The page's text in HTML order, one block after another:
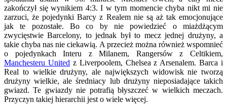
zakończył się wynikiem 4:3. I w tym momencie chyba nikt mi nie
zarzuci, że pojedynki Barcy z Realem nie są aż tak emocjonujące
jak te pozostałe. Bo co by nie powiedzieć o miażdżącym
zwycięstwie Barcelony, to jednak był to mecz jednej drużyny, a
takie chyba nas nie ciekawią. A przecież można również wspomnieć
o pojedynkach Interu z Milanem, Rangersów z Celtikiem,
Manchesteru United z Liverpoolem, Chelsea z Arsenalem. Barca i
Real to wielkie drużyny, ale największych widowisk nie tworzą
drużyny wielkie, ale średniacy lub drużyny nieposiadające takich
gwiazd. Te gwiazdy nie potrafią błyszczeć w wielkich meczach.
Przyczyn takiej hierarchii jest o wiele więcej.